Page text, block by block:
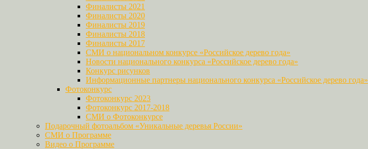
Финалисты 2021
Финалисты 2020
Финалисты 2019
Финалисты 2018
Финалисты 2017
СМИ о национальном конкурсе «Российское дерево года»
Новости национального конкурса «Российское дерево года»
Конкурс рисунков
Информационные партнеры национального конкурса «Российское дерево года»
Фотоконкурс
Фотоконкурс 2023
Фотоконкурс 2017-2018
СМИ о Фотоконкурсе
Подарочный фотоальбом «Уникальные деревья России»
СМИ о Программе
Видео о Программе